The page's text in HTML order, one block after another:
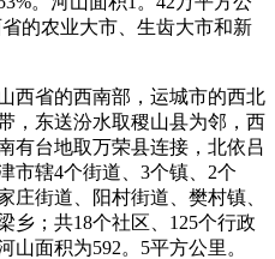
的农业大市、生齿大市和新
省的西南部，运城市的西北
，东送汾水取稷山县为邻，西
有台地取万荣县连接，北依吕
市辖4个街道、3个镇、2个
庄街道、阳村街道、樊村镇、
乡；共18个社区、125个行政
山面积为592。5平方公里。